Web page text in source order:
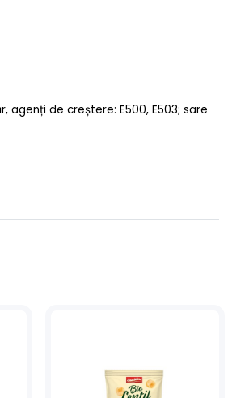
agenți de creștere: E500, E503; sare